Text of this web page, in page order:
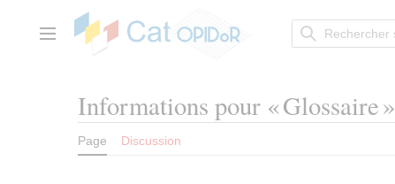
contenuMenu principal
Informations pour « Glossaire »
Page Discussion